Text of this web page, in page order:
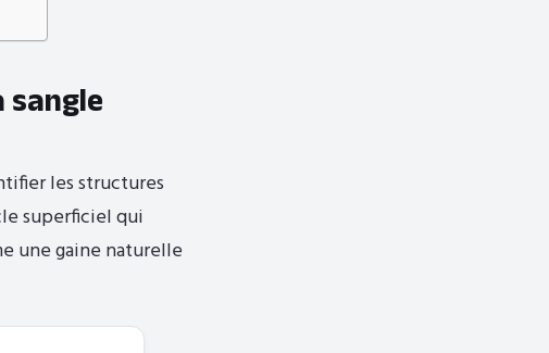
sangle
les structures
superficiel qui
une gaine naturelle